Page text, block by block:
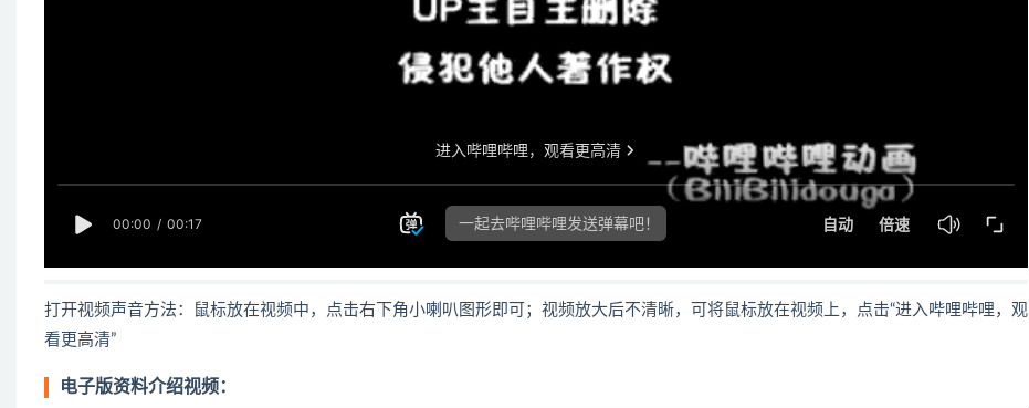
打开视频声音方法：鼠标放在视频中，点击右下角小喇叭图形即可；视频放大后不清晰，可将鼠标放在视频上，点击“进入哔哩哔哩，观
看更高清”
电子版资料介绍视频：